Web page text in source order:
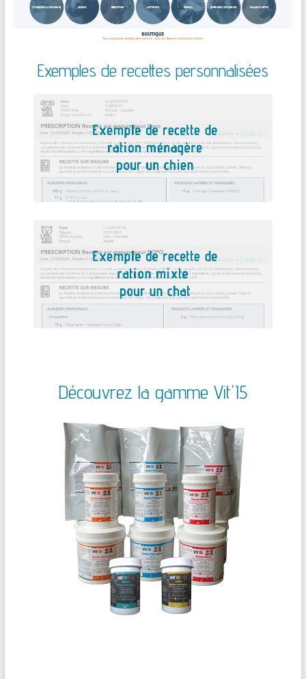
Exemples de recettes personnalisées
Découvrez la gamme Vit'I5